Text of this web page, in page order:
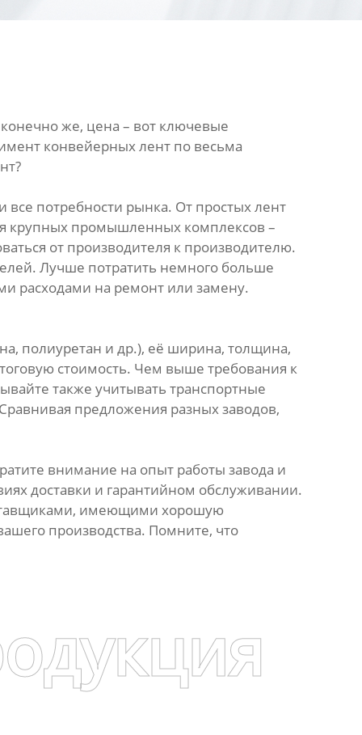
же, цена – вот ключевые
конвейерных лент по весьма
потребности рынка. От простых лент
крупных промышленных комплексов –
от производителя к производителю.
Лучше потратить немного больше
расходами на ремонт или замену.
полиуретан и др.), её ширина, толщина,
стоимость. Чем выше требования к
также учитывать транспортные
предложения разных заводов,
внимание на опыт работы завода и
доставки и гарантийном обслуживании.
имеющими хорошую
производства. Помните, что